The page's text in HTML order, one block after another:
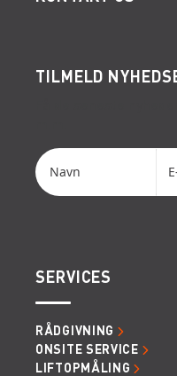
TILMELD
SERVICES
RÅDGIVNING
ONSITE SERVICE
LIFTOPMÅLING